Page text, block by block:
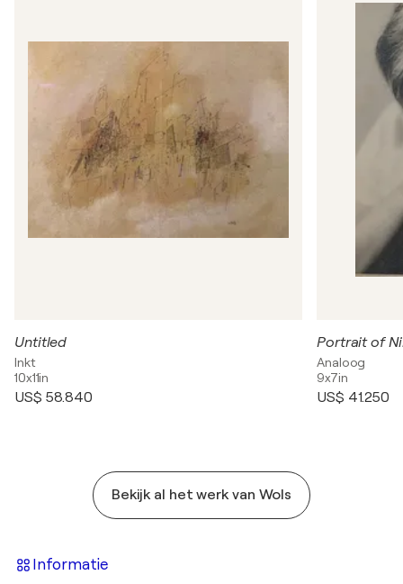
Untitled
Inkt
10x11in
US$ 58.840
Portrait of
Analoog
9x7in
US$ 41.250
Bekijk al het werk van Wols
Informatie